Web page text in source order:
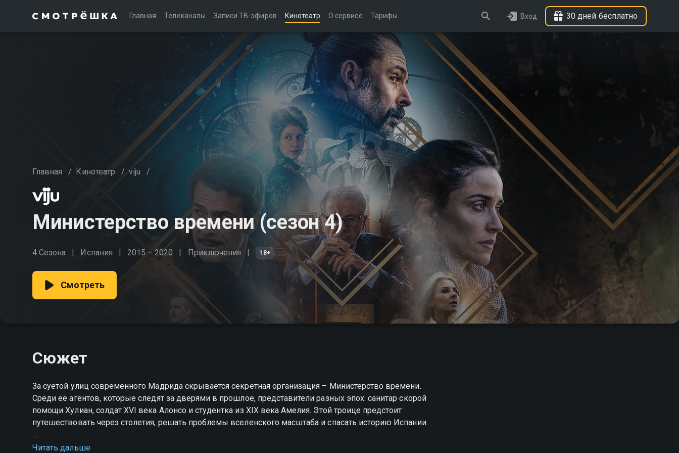
Главная Телеканалы Записи ТВ-эфиров Кинотеатр О сервисе Тарифы Вход 30 дней бесплатно
Главная / Кинотеатр / viju /
Министерство времени (сезон 4)
4 Сезона Испания 2015 – 2020 Приключения 18+
Смотреть
Сюжет
За суетой улиц современного Мадрида скрывается секретная организация – Министерство времени.
Среди её агентов, которые следят за дверями в прошлое, представители разных эпох: санитар скорой
помощи Хулиан, солдат XVI века Алонсо и студентка из XIX века Амелия. Этой троице предстоит
путешествовать через столетия, решать проблемы вселенского масштаба и спасать историю Испании.
Посмотреть онлайн 4 сезон сериала Министерство времени вы можете совершенно бесплатно в
Читать дальше